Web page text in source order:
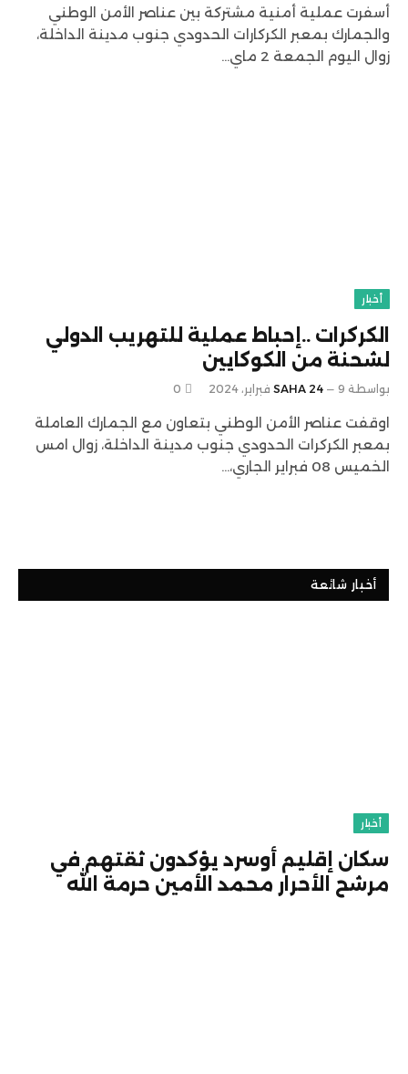
أسفرت عملية أمنية مشتركة بين عناصر الأمن الوطني
والجمارك بمعبر الكركارات الحدودي جنوب مدينة الداخلة،
زوال اليوم الجمعة 2 ماي…
أخبار
الكركرات ..إحباط عملية للتهريب الدولي
لشحنة من الكوكايين
بواسطة SAHA 24 9 فبراير، 2024 0
اوقفت عناصر الأمن الوطني بتعاون مع الجمارك العاملة
بمعبر الكركرات الحدودي جنوب مدينة الداخلة، زوال امس
الخميس 08 فبراير الجاري،…
أخبار شائعة
أخبار
سكان إقليم أوسرد يؤكدون ثقتهم في
مرشح الأحرار محمد الأمين حرمة الله